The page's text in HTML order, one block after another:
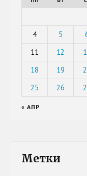
4
5
11
12
18
19
25
26
« АПР
Метки